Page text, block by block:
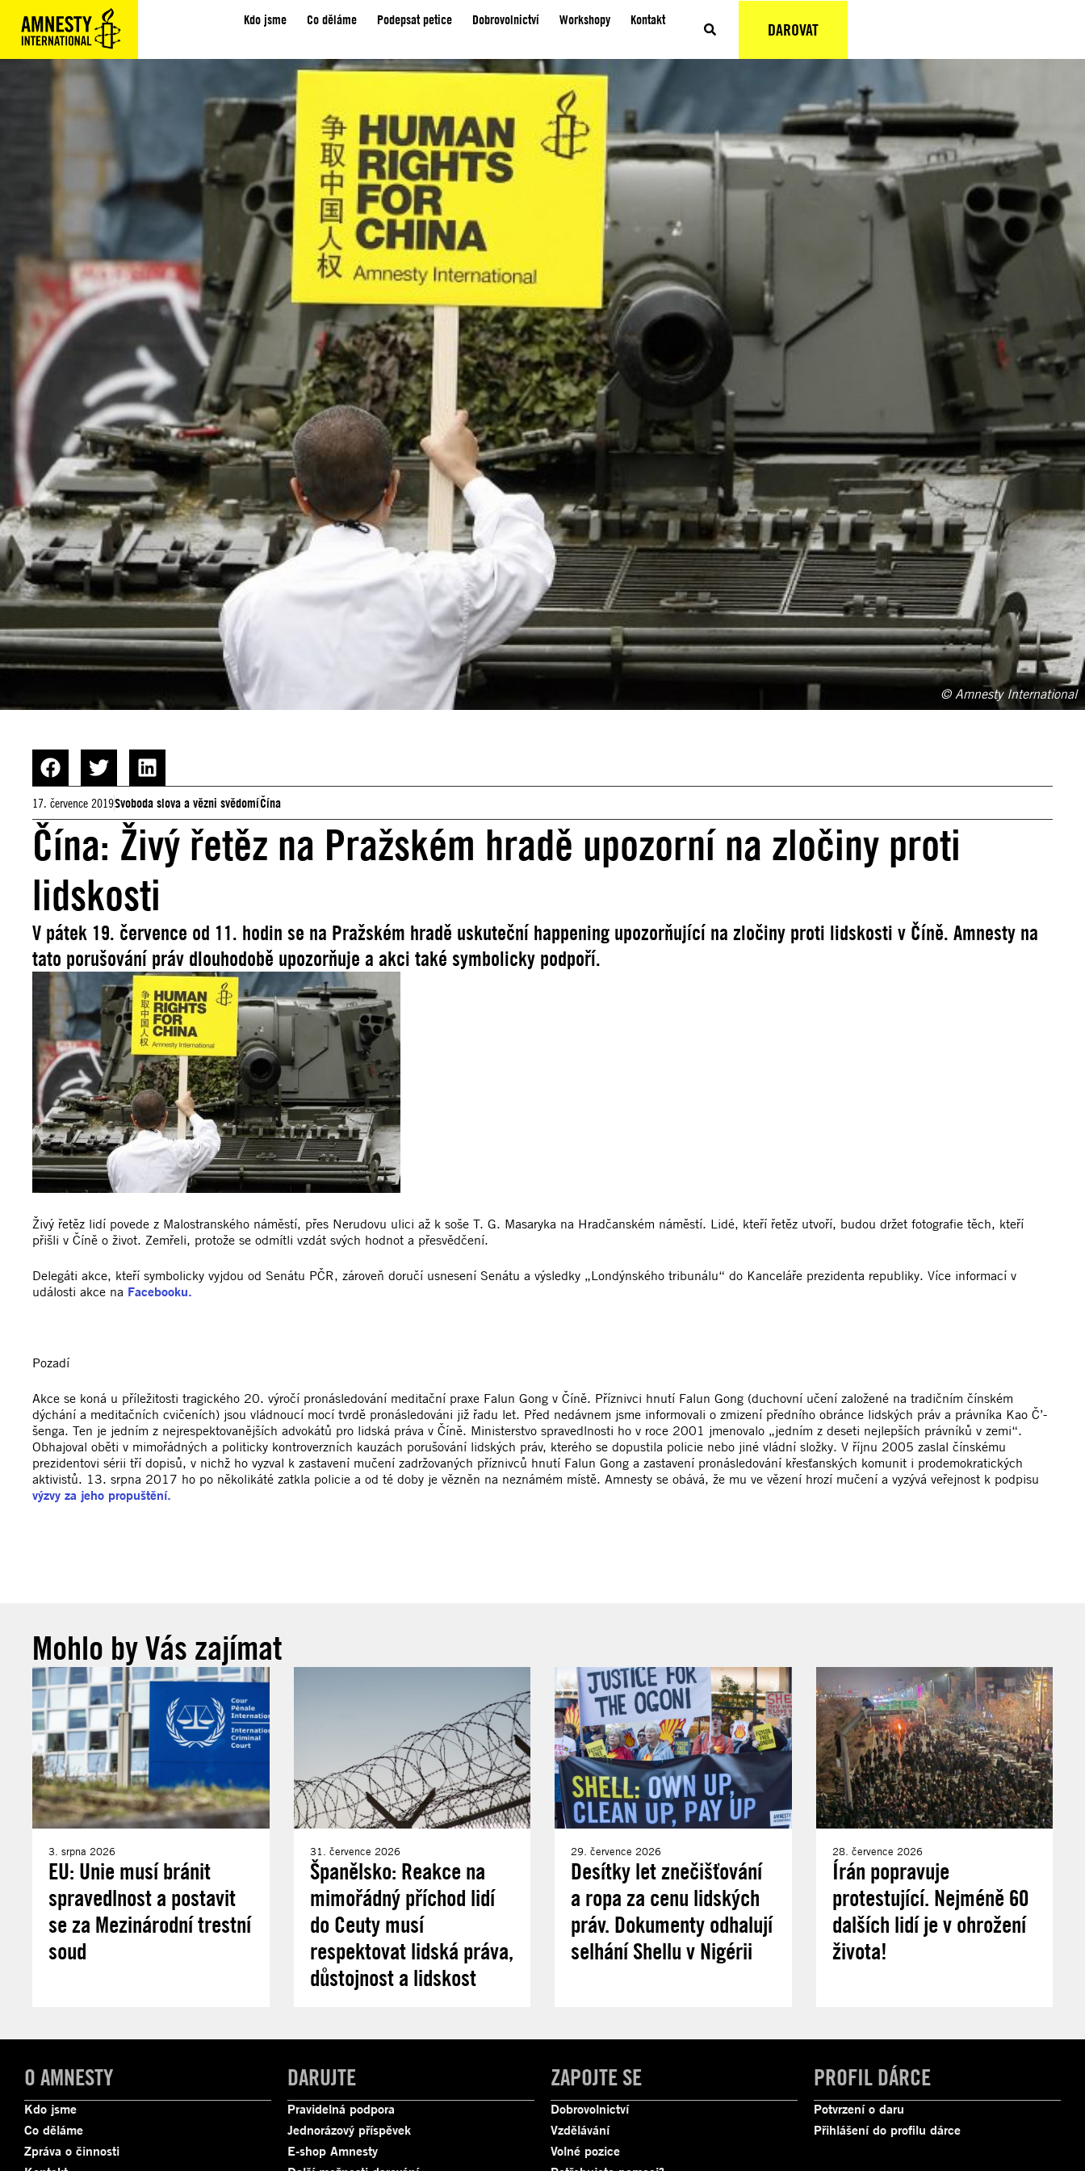
Kdo jsme Co děláme Podepsat petice Dobrovolnictví Workshopy Kontakt DAROVAT
© Amnesty International
17. července 2019Svoboda slova a vězni svědomíČína
Čína: Živý řetěz na Pražském hradě upozorní na zločiny proti
lidskosti
V pátek 19. července od 11. hodin se na Pražském hradě uskuteční happening upozorňující na zločiny proti lidskosti v Číně. Amnesty na
tato porušování práv dlouhodobě upozorňuje a akci také symbolicky podpoří.
Živý řetěz lidí povede z Malostranského náměstí, přes Nerudovu ulici až k soše T. G. Masaryka na Hradčanském náměstí. Lidé, kteří řetěz utvoří, budou držet fotografie těch, kteří
přišli v Číně o život. Zemřeli, protože se odmítli vzdát svých hodnot a přesvědčení.
Delegáti akce, kteří symbolicky vyjdou od Senátu PČR, zároveň doručí usnesení Senátu a výsledky „Londýnského tribunálu“ do Kanceláře prezidenta republiky. Více informací v
události akce na Facebooku.
Pozadí
Akce se koná u příležitosti tragického 20. výročí pronásledování meditační praxe Falun Gong v Číně. Příznivci hnutí Falun Gong (duchovní učení založené na tradičním čínském
dýchání a meditačních cvičeních) jsou vládnoucí mocí tvrdě pronásledováni již řadu let. Před nedávnem jsme informovali o zmizení předního obránce lidských práv a právníka Kao Č’-
šenga. Ten je jedním z nejrespektovanějších advokátů pro lidská práva v Číně. Ministerstvo spravedlnosti ho v roce 2001 jmenovalo „jedním z deseti nejlepších právníků v zemi“.
Obhajoval oběti v mimořádných a politicky kontroverzních kauzách porušování lidských práv, kterého se dopustila policie nebo jiné vládní složky. V říjnu 2005 zaslal čínskému
prezidentovi sérii tří dopisů, v nichž ho vyzval k zastavení mučení zadržovaných příznivců hnutí Falun Gong a zastavení pronásledování křesťanských komunit i prodemokratických
aktivistů. 13. srpna 2017 ho po několikáté zatkla policie a od té doby je vězněn na neznámém místě. Amnesty se obává, že mu ve vězení hrozí mučení a vyzývá veřejnost k podpisu
výzvy za jeho propuštění.
Mohlo by Vás zajímat
3. srpna 2026
EU: Unie musí bránit
spravedlnost a postavit
se za Mezinárodní trestní
soud
31. července 2026
Španělsko: Reakce na
mimořádný příchod lidí
do Ceuty musí
respektovat lidská práva,
důstojnost a lidskost
29. července 2026
Desítky let znečišťování
a ropa za cenu lidských
práv. Dokumenty odhalují
selhání Shellu v Nigérii
28. července 2026
Írán popravuje
protestující. Nejméně 60
dalších lidí je v ohrožení
života!
O AMNESTY
Kdo jsme
Co děláme
Zpráva o činnosti
DARUJTE
Pravidelná podpora
Jednorázový příspěvek
E-shop Amnesty
ZAPOJTE SE
Dobrovolnictví
Vzdělávání
Volné pozice
PROFIL DÁRCE
Potvrzení o daru
Přihlášení do profilu dárce